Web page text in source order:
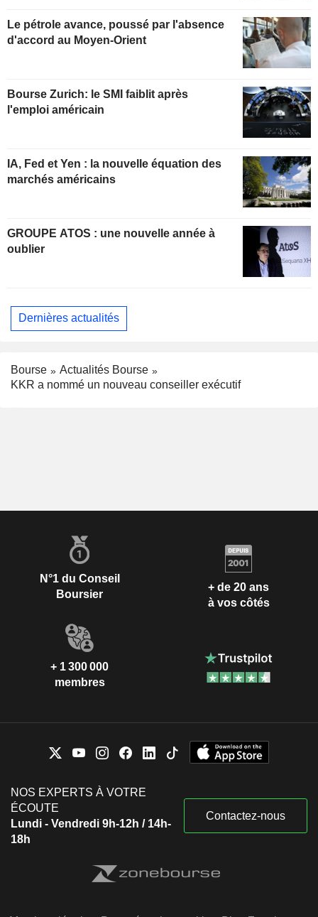
Le pétrole avance, poussé par l'absence
d'accord au Moyen-Orient
Bourse Zurich: le SMI faiblit après
l'emploi américain
IA, Fed et Yen : la nouvelle équation des
marchés américains
GROUPE ATOS : une nouvelle année à
oublier
Dernières actualités
Bourse
Actualités Bourse
KKR a nommé un nouveau conseiller exécutif
N°1 du Conseil
Boursier
+ de 20 ans
à vos côtés
+ 1 300 000
membres
NOS EXPERTS À VOTRE
ÉCOUTE
Lundi - Vendredi 9h-12h / 14h-
18h
Contactez-nous